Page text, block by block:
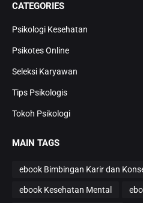
CATEGORIES
Psikologi Kesehatan
Psikotes Online
Seleksi Karyawan
Tips Psikologis
Tokoh Psikologi
MAIN TAGS
ebook Bimbingan Karir dan
ebook Kesehatan Mental